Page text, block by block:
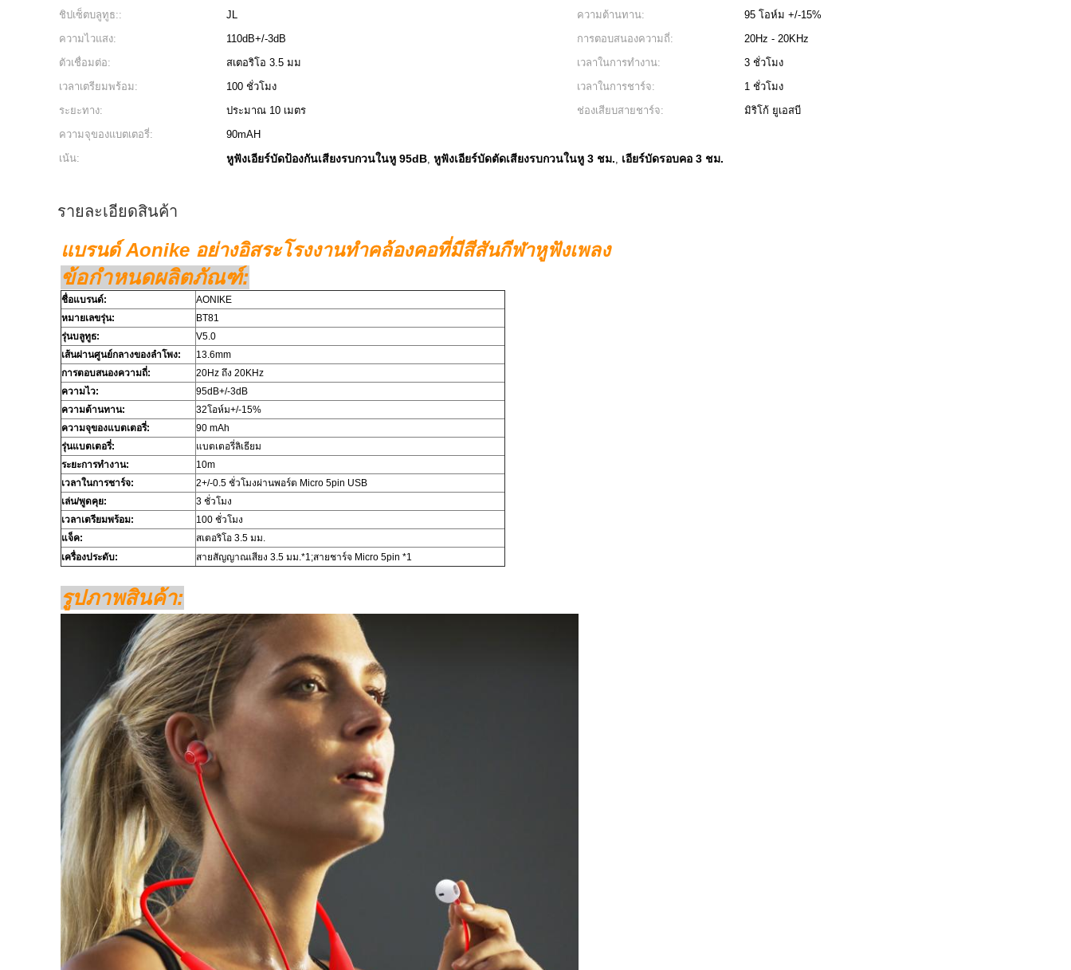
ชิปเซ็ตบลูทูธ::
JL ความต้านทาน:
95 โอห์ม +/-15%
ความไวแสง:
110dB+/-3dB การตอบสนองความถี่:
20Hz - 20KHz
ตัวเชื่อมต่อ:
สเตอริโอ 3.5 มม เวลาในการทำงาน:
3 ชั่วโมง
เวลาเตรียมพร้อม:
100 ชั่วโมง เวลาในการชาร์จ:
1 ชั่วโมง
ระยะทาง:
ประมาณ 10 เมตร ช่องเสียบสายชาร์จ:
มิริโก้ ยูเอสบี
ความจุของแบตเตอรี่:
90mAH
เน้น:
หูฟังเอียร์บัดป้องกันเสียงรบกวนในหู 95dB, หูฟังเอียร์บัดตัดเสียงรบกวนในหู 3 ชม., เอียร์บัดรอบคอ 3 ชม.
รายละเอียดสินค้า
แบรนด์ Aonike อย่างอิสระโรงงานทำคล้องคอที่มีสีสันกีฬาหูฟังเพลง
ข้อกำหนดผลิตภัณฑ์:
ชื่อแบรนด์:
AONIKE
หมายเลขรุ่น:
BT81
รุ่นบลูทูธ:
V5.0
เส้นผ่านศูนย์กลางของลำโพง:
13.6mm
การตอบสนองความถี่:
20Hz ถึง 20KHz
ความไว:
95dB+/-3dB
ความต้านทาน:
32โอห์ม+/-15%
ความจุของแบตเตอรี่:
90 mAh
รุ่นแบตเตอรี่:
แบตเตอรี่ลิเธียม
ระยะการทำงาน:
10m
เวลาในการชาร์จ:
2+/-0.5 ชั่วโมงผ่านพอร์ต Micro 5pin USB
เล่น/พูดคุย:
3 ชั่วโมง
เวลาเตรียมพร้อม:
100 ชั่วโมง
แจ็ค:
สเตอริโอ 3.5 มม.
เครื่องประดับ:
สายสัญญาณเสียง 3.5 มม.*1;สายชาร์จ Micro 5pin *1
รูปภาพสินค้า: